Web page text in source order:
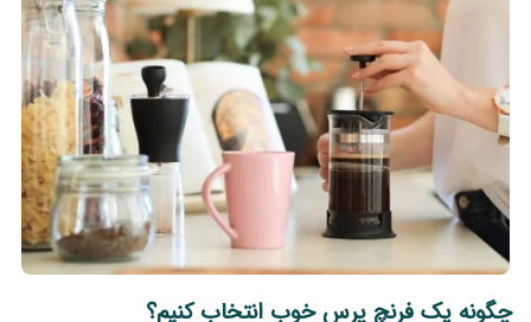
چگونه یک فرنچ پرس خوب انتخاب کنیم؟